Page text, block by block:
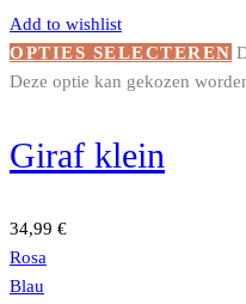
Add to wishlist
OPTIES SELECTEREN
Deze optie kan gekozen
Giraf klein
34,99 €
Rosa
Blau